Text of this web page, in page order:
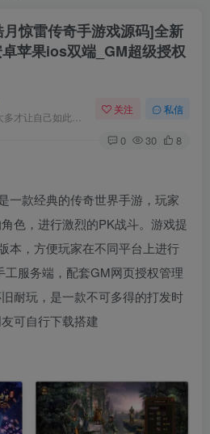
惊雷传奇手游戏源码]全新
苹果ios双端_GM超级授权
关注 私信
0 30 8
一款经典的传奇世界手游，玩家
色，进行激烈的PK战斗。游戏提
本，方便玩家在不同平台上进行
服务端，配套GM网页授权管理
耐玩，是一款不可多得的打发时
可自行下载搭建